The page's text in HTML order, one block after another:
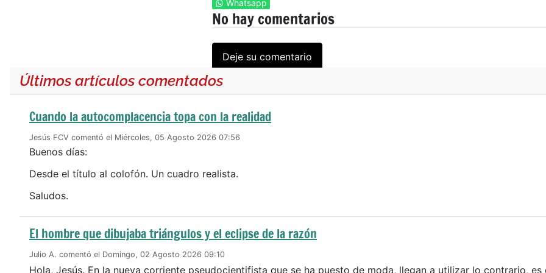
Últimos artículos comentados
Cuando la autocomplacencia topa con la realidad
Jesús FCV comentó el Miércoles, 05 Agosto 2026 07:56
Buenos días:
Desde el título al colofón. Un cuadro realista.
Saludos.
El hombre que dibujaba triángulos y el eclipse de la razón
Julio A. comentó el Domingo, 02 Agosto 2026 09:10
Hola, Jesús. En la nueva corriente pseudocientifista que se ha puesto de moda, llegan a utilizar lo contrario,
Whatsapp
No hay comentarios
Deje su comentario